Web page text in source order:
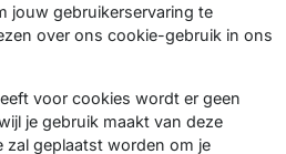
Documentatie
Stuur een ticket
jouw gebruikerservaring te
over ons cookie-gebruik in ons
voor cookies wordt er geen
je gebruik maakt van deze
zal geplaatst worden om je